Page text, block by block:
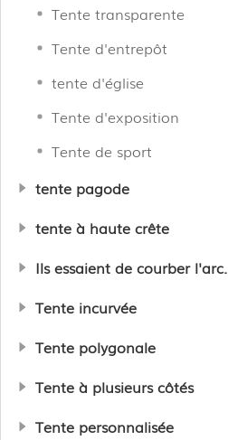
Tente transparente
Tente d'entrepôt
tente d'église
Tente d'exposition
Tente de sport
tente pagode
tente à haute crête
Ils essaient de courber l'arc.
Tente incurvée
Tente polygonale
Tente à plusieurs côtés
Tente personnalisée